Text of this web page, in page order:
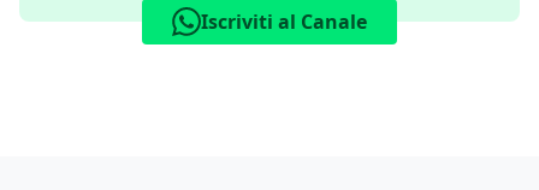
Iscriviti al Canale